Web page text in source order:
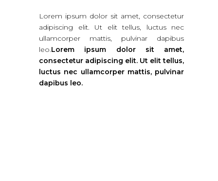
Lorem ipsum dolor sit amet, consectetur
adipiscing elit. Ut elit tellus, luctus nec
ullamcorper mattis, pulvinar dapibus
leo.Lorem ipsum dolor sit amet,
consectetur adipiscing elit. Ut elit tellus,
luctus nec ullamcorper mattis, pulvinar
dapibus leo.